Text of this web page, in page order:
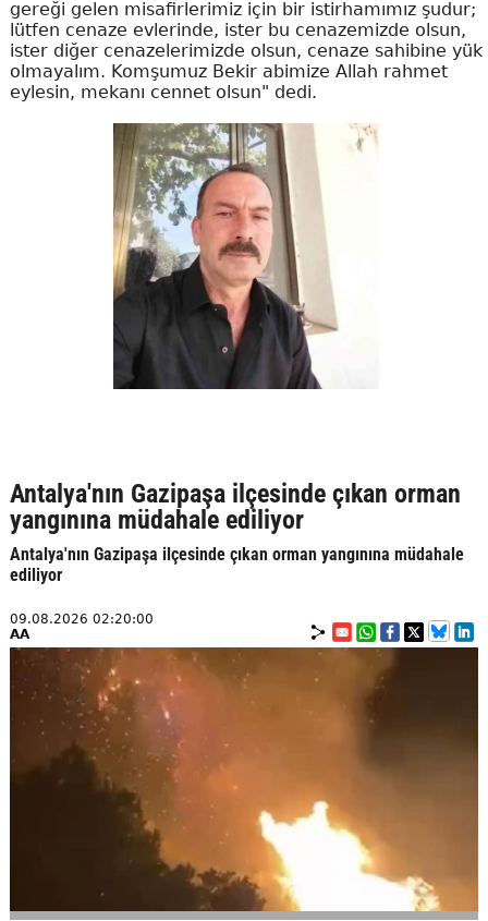
gereği gelen misafirlerimiz için bir istirhamımız şudur;
lütfen cenaze evlerinde, ister bu cenazemizde olsun,
ister diğer cenazelerimizde olsun, cenaze sahibine yük
olmayalım. Komşumuz Bekir abimize Allah rahmet
eylesin, mekanı cennet olsun" dedi.
Antalya'nın Gazipaşa ilçesinde çıkan orman
yangınına müdahale ediliyor
Antalya'nın Gazipaşa ilçesinde çıkan orman yangınına müdahale
ediliyor
09.08.2026 02:20:00
AA